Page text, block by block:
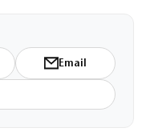
Email